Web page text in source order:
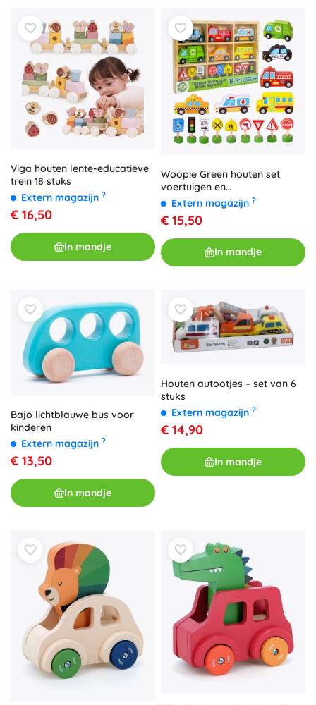
Viga houten lente-educatieve
trein 18 stuks
Extern magazijn ?
€ 16,50
In mandje
Woopie Green houten set
voertuigen en
verkeersborden, 15 stuks
Extern magazijn ?
€ 15,50
In mandje
Bajo lichtblauwe bus voor
kinderen
Extern magazijn ?
€ 13,50
In mandje
Houten autootjes – set van 6
stuks
Extern magazijn ?
€ 14,90
In mandje